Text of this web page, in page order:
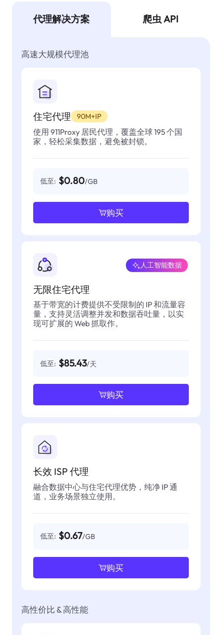
代理解决方案 爬虫 API
高速大规模代理池
住宅代理 90M+IP
使用 911Proxy 居民代理，覆盖全球 195 个国
家，轻松采集数据，避免被封锁。
低至: $0.80/GB
购买
无限住宅代理
人工智能数据
基于带宽的计费提供不受限制的 IP 和流量容
量，支持灵活调整并发和数据吞吐量，以实
现可扩展的 Web 抓取作。
低至: $85.43/天
购买
长效 ISP 代理
融合数据中心与住宅代理优势，纯净 IP 通
道，业务场景独立使用。
低至: $0.67/GB
购买
高性价比 & 高性能